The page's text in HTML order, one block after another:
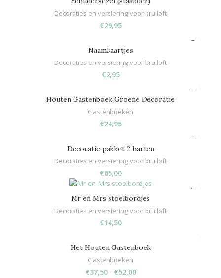
Decoraties en versiering voor bruiloft
€29,95
Naamkaartjes
Decoraties en versiering voor bruiloft
€2,95
Houten Gastenboek Groene Decoratie
Gastenboeken
€24,95
Decoratie pakket 2 harten
Decoraties en versiering voor bruiloft
€65,00
Mr en Mrs stoelbordjes
Decoraties en versiering voor bruiloft
€14,50
Het Houten Gastenboek
Gastenboeken
€37,50 - €52,00